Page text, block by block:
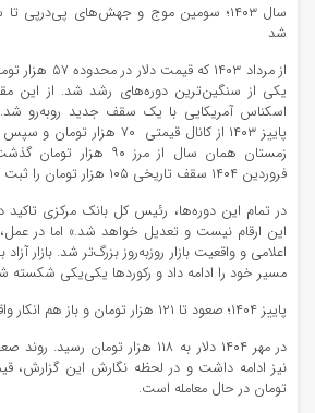
شد
از مرداد ۱۴۰۳ که
یکی از سنگین‌ترین دوره‌های رشد شد. از این
اسکناس آمریکایی با یک سقف جدید روبه‌رو شد.
زمستان همان سال از مرز
فروردین ۱۴۰۴ سقف تاریخی ۱۰۵ هزار تومان را ثبت کرد.
در تمام این دوره‌ها، رئیس‌ کل بانک مرکزی
این ارقام نیست و تعدیل خواهد شد.» اما در
اعلامی و واقعیت بازار روزبه‌روز بزرگ‌تر شد. بازار
مسیر خود را ادامه داد و رکوردها یکی‌یکی شکسته
پاییز ۱۴۰۴؛ صعود تا ۱۲۱ هزار تومان و باز هم انکار واقعیت!
در مهر ۱۴۰۴ دلار به ۱۱۸ هزار تومان
تومان در حال معامله است.